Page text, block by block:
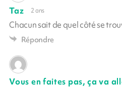
Taz 2 ans
Chacun sait de quel côté se
Répondre
Vous en faites pas, ça va